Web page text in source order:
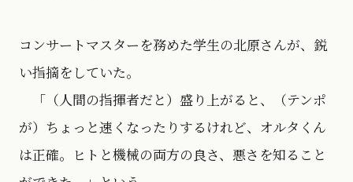
コンサートマスターを務めた学生の北原さんが、鋭
い指摘をしていた。
「（人間の指揮者だと）盛り上がると、（テンポ
が）ちょっと速くなったりするけれど、オルタくん
は正確。ヒトと機械の両方の良さ、悪さを知ること